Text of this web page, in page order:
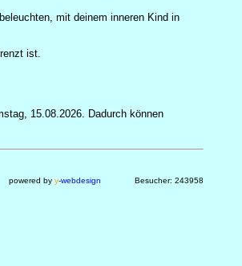
mit deinem inneren Kind in
ist.
15.08.2026. Dadurch können
powered by y-webdesign Besucher: 243958